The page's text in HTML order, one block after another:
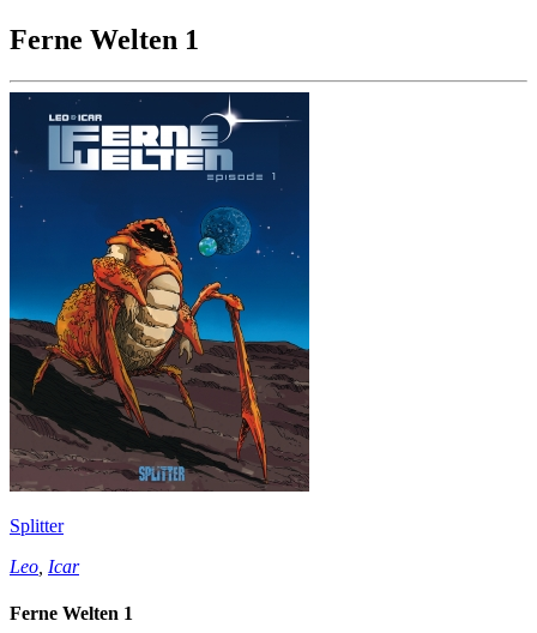
Ferne Welten 1
Splitter
Leo Icar
Ferne Welten 1